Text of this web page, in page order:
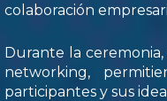
colaboración
Durante la
networking,
participantes y sus